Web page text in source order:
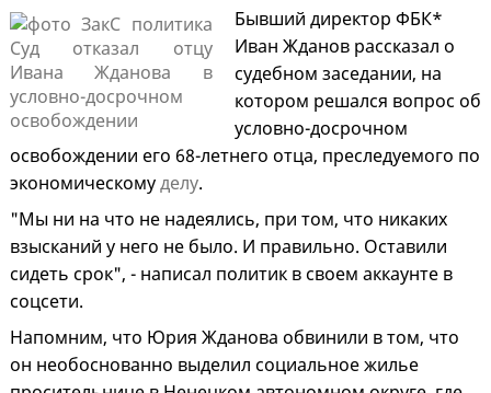
Бывший директор ФБК*
Иван Жданов рассказал о
судебном заседании, на
котором решался вопрос об
условно-досрочном
освобождении его 68-летнего отца, преследуемого по
экономическомуделу.
"Мы ни на что не надеялись, при том, что никаких
взысканий у него не было. И правильно. Оставили
сидеть срок", - написал политик в своем аккаунте в
соцсети.
Напомним, что Юрия Жданова обвинили в том, что
он необоснованно выделил социальное жилье